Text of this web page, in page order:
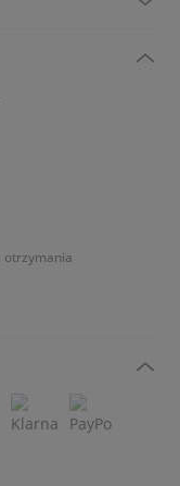
otrzymania